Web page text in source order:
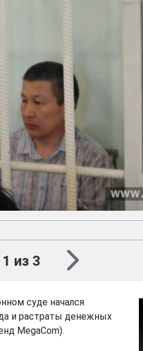
1 из 3
суде начался
и растраты денежных
MegaCom).